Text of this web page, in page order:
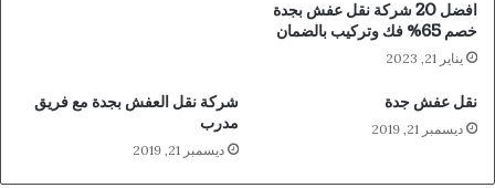
افضل 20 شركة نقل عفش بجدة
خصم 65% فك وتركيب بالضمان
يناير 21, 2023
نقل عفش جدة
ديسمبر 21, 2019
شركة نقل العفش بجدة مع فريق
مدرب
ديسمبر 21, 2019